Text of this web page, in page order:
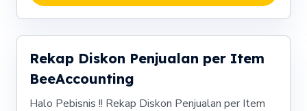
Rekap Diskon Penjualan per Item
BeeAccounting
Halo Pebisnis !! Rekap Diskon Penjualan per Item